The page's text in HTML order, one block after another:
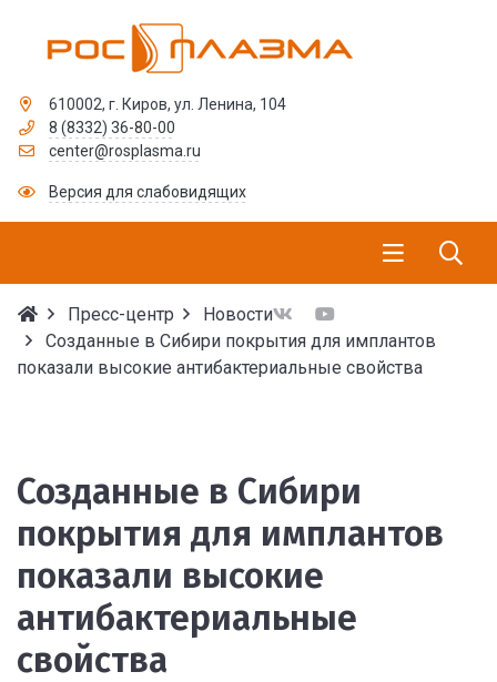
610002, г. Киров, ул. Ленина, 104
8 (8332) 36-80-00
center@rosplasma.ru
Версия для слабовидящих
Пресс-центр
Новости
Созданные в Сибири покрытия для имплантов
показали высокие антибактериальные свойства
Созданные в Сибири
покрытия для имплантов
показали высокие
антибактериальные
свойства